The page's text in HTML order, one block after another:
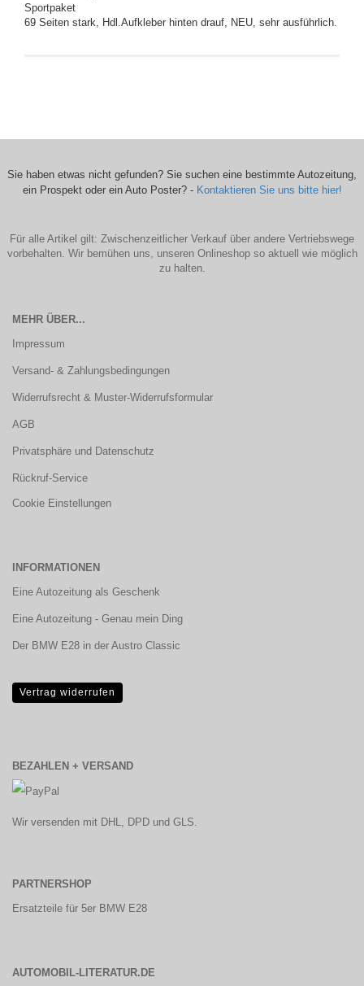
Sportpaket
69 Seiten stark, Hdl.Aufkleber hinten drauf, NEU, sehr ausführlich.
Sie haben etwas nicht gefunden? Sie suchen eine bestimmte Autozeitung,
ein Prospekt oder ein Auto Poster? - Kontaktieren Sie uns bitte hier!
Für alle Artikel gilt: Zwischenzeitlicher Verkauf über andere Vertriebswege
vorbehalten. Wir bemühen uns, unseren Onlineshop so aktuell wie möglich
zu halten.
MEHR ÜBER...
Impressum
Versand- & Zahlungsbedingungen
Widerrufsrecht & Muster-Widerrufsformular
AGB
Privatsphäre und Datenschutz
Rückruf-Service
Cookie Einstellungen
INFORMATIONEN
Eine Autozeitung als Geschenk
Eine Autozeitung - Genau mein Ding
Der BMW E28 in der Austro Classic
Vertrag widerrufen
BEZAHLEN + VERSAND
Wir versenden mit DHL, DPD und GLS.
PARTNERSHOP
Ersatzteile für 5er BMW E28
AUTOMOBIL-LITERATUR.DE